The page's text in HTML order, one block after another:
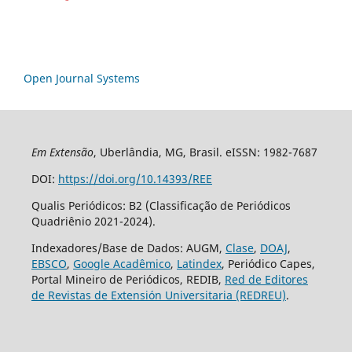
Open Journal Systems
Em Extensão, Uberlândia, MG, Brasil. eISSN: 1982-7687
DOI: https://doi.org/10.14393/REE
Qualis Periódicos: B2 (Classificação de Periódicos
Quadriênio 2021-2024).
Indexadores/Base de Dados: AUGM, Clase, DOAJ,
EBSCO, Google Acadêmico, Latindex, Periódico Capes,
Portal Mineiro de Periódicos, REDIB, Red de Editores
de Revistas de Extensión Universitaria (REDREU).